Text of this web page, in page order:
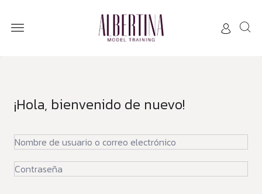
¡Hola, bienvenido de nuevo!